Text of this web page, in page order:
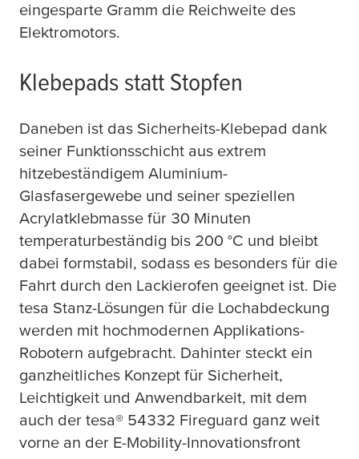
eingesparte Gramm die Reichweite des
Elektromotors.
Klebepads statt Stopfen
Daneben ist das Sicherheits-Klebepad dank
seiner Funktionsschicht aus extrem
hitzebeständigem Aluminium-
Glasfasergewebe und seiner speziellen
Acrylatklebmasse für 30 Minuten
temperaturbeständig bis 200 °C und bleibt
dabei formstabil, sodass es besonders für die
Fahrt durch den Lackierofen geeignet ist. Die
tesa Stanz-Lösungen für die Lochabdeckung
werden mit hochmodernen Applikations-
Robotern aufgebracht. Dahinter steckt ein
ganzheitliches Konzept für Sicherheit,
Leichtigkeit und Anwendbarkeit, mit dem
auch der tesa® 54332 Fireguard ganz weit
vorne an der E-Mobility-Innovationsfront